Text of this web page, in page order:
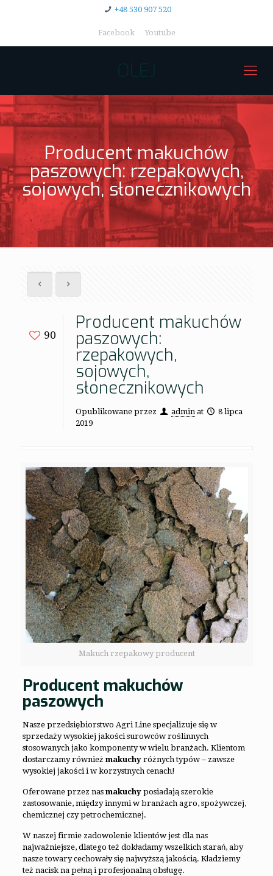
+48 530 907 520
Facebook Youtube
OLEJ
Producent makuchów
paszowych: rzepakowych,
sojowych, słonecznikowych
90
Producent makuchów
paszowych:
rzepakowych,
sojowych,
słonecznikowych
Opublikowane przez admin at
8 lipca
2019
Makuch rzepakowy producent
Producent makuchów
paszowych
Nasze przedsiębiorstwo Agri Line specjalizuje się w
sprzedaży wysokiej jakości surowców roślinnych
stosowanych jako komponenty w wielu branżach. Klientom
dostarczamy równieżmakuchy różnych typów – zawsze
wysokiej jakości i w korzystnych cenach!
Oferowane przez nasmakuchy posiadają szerokie
zastosowanie, między innymi w branżach agro, spożywczej,
chemicznej czy petrochemicznej.
W naszej firmie zadowolenie klientów jest dla nas
najważniejsze, dlatego też dokładamy wszelkich starań, aby
nasze towary cechowały się najwyższą jakością. Kładziemy
też nacisk na pełną i profesjonalną obsługę.